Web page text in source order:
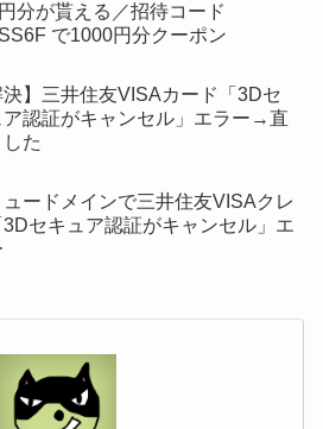
分が貰える／招待コード
で1000円分クーポン
決】三井住友VISAカード「3Dセ
ア認証がキャンセル」エラー→直
した
ュードメインで三井住友VISAクレ
3Dセキュア認証がキャンセル」エ